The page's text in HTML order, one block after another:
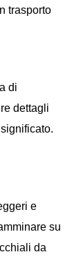
trasporto
di
dettagli
e
su
da